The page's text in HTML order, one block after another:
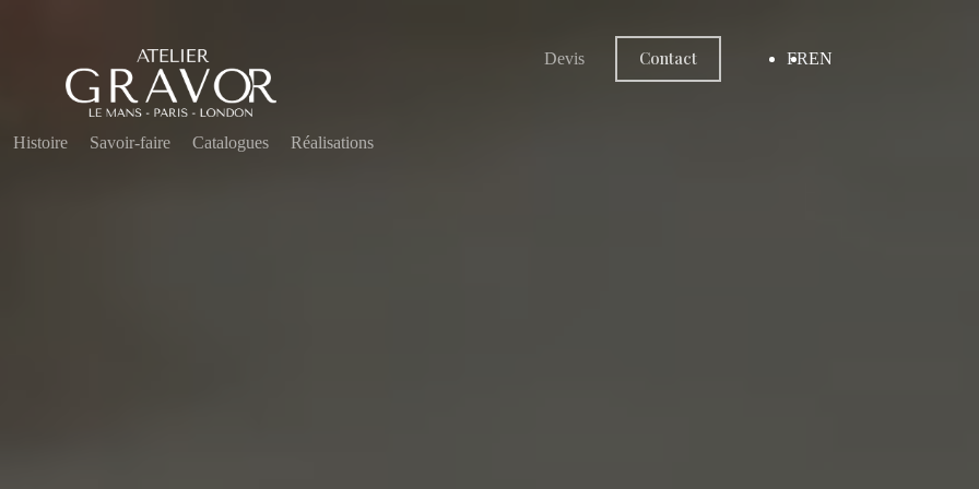
Devis Contact FREN
Histoire Savoir-faire Catalogues Réalisations